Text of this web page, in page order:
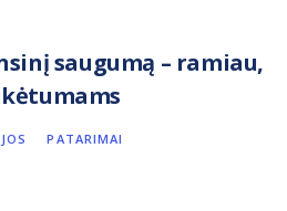
saugumą – ramiau,
PATARIMAI